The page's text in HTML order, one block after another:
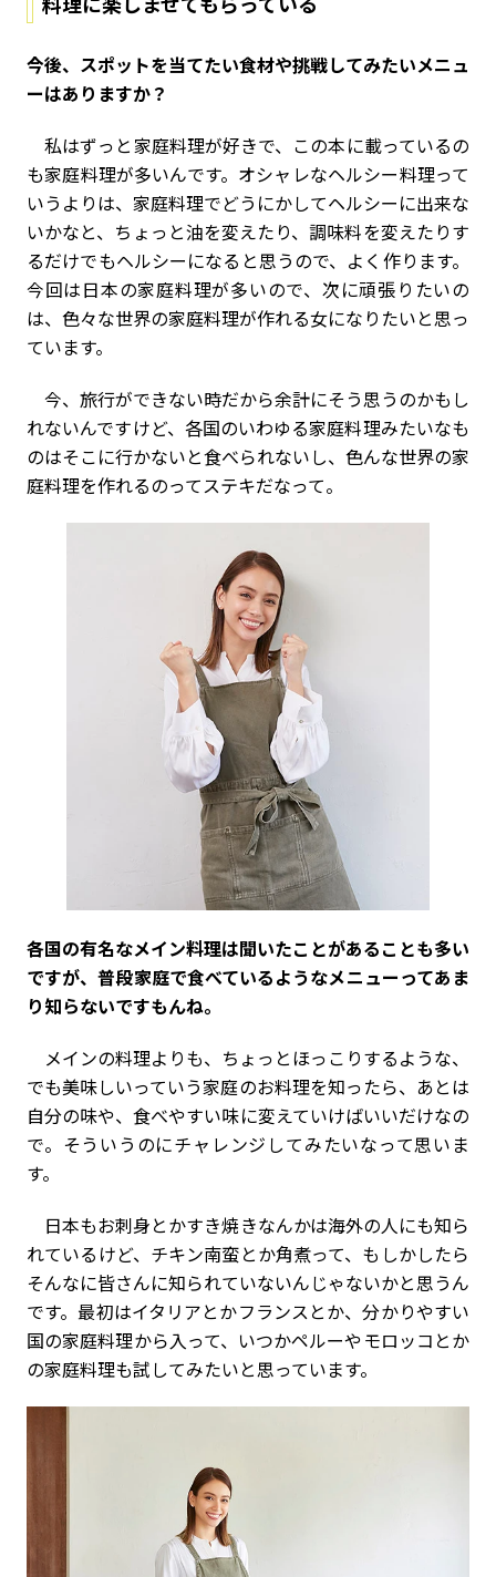
――今後、スポットを当てたい食材や挑戦してみたいメニュ
ーはありますか？
私はずっと家庭料理が好きで、この本に載っているの
も家庭料理が多いんです。オシャレなヘルシー料理って
いうよりは、家庭料理でどうにかしてヘルシーに出来な
いかなと、ちょっと油を変えたり、調味料を変えたりす
るだけでもヘルシーになると思うので、よく作ります。
今回は日本の家庭料理が多いので、次に頑張りたいの
は、色々な世界の家庭料理が作れる女になりたいと思っ
ています。
今、旅行ができない時だから余計にそう思うのかもし
れないんですけど、各国のいわゆる家庭料理みたいなも
のはそこに行かないと食べられないし、色んな世界の家
庭料理を作れるのってステキだなって。
――各国の有名なメイン料理は聞いたことがあることも多い
ですが、普段家庭で食べているようなメニューってあま
り知らないですもんね。
メインの料理よりも、ちょっとほっこりするような、
でも美味しいっていう家庭のお料理を知ったら、あとは
自分の味や、食べやすい味に変えていけばいいだけなの
で。そういうのにチャレンジしてみたいなって思いま
す。
日本もお刺身とかすき焼きなんかは海外の人にも知ら
れているけど、チキン南蛮とか角煮って、もしかしたら
そんなに皆さんに知られていないんじゃないかと思うん
です。最初はイタリアとかフランスとか、分かりやすい
国の家庭料理から入って、いつかペルーやモロッコとか
の家庭料理も試してみたいと思っています。